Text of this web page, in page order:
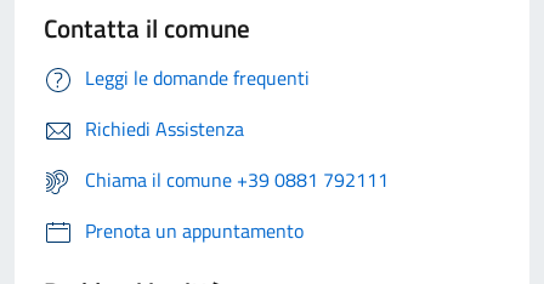
Contatta il comune
Leggi le domande frequenti
Richiedi Assistenza
Chiama il comune +39 0881 792111
Prenota un appuntamento